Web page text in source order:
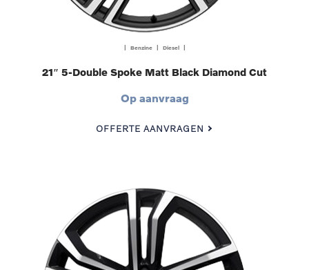
| Benzine | Diesel |
21″ 5-Double Spoke Matt Black Diamond Cut
Op aanvraag
OFFERTE AANVRAGEN